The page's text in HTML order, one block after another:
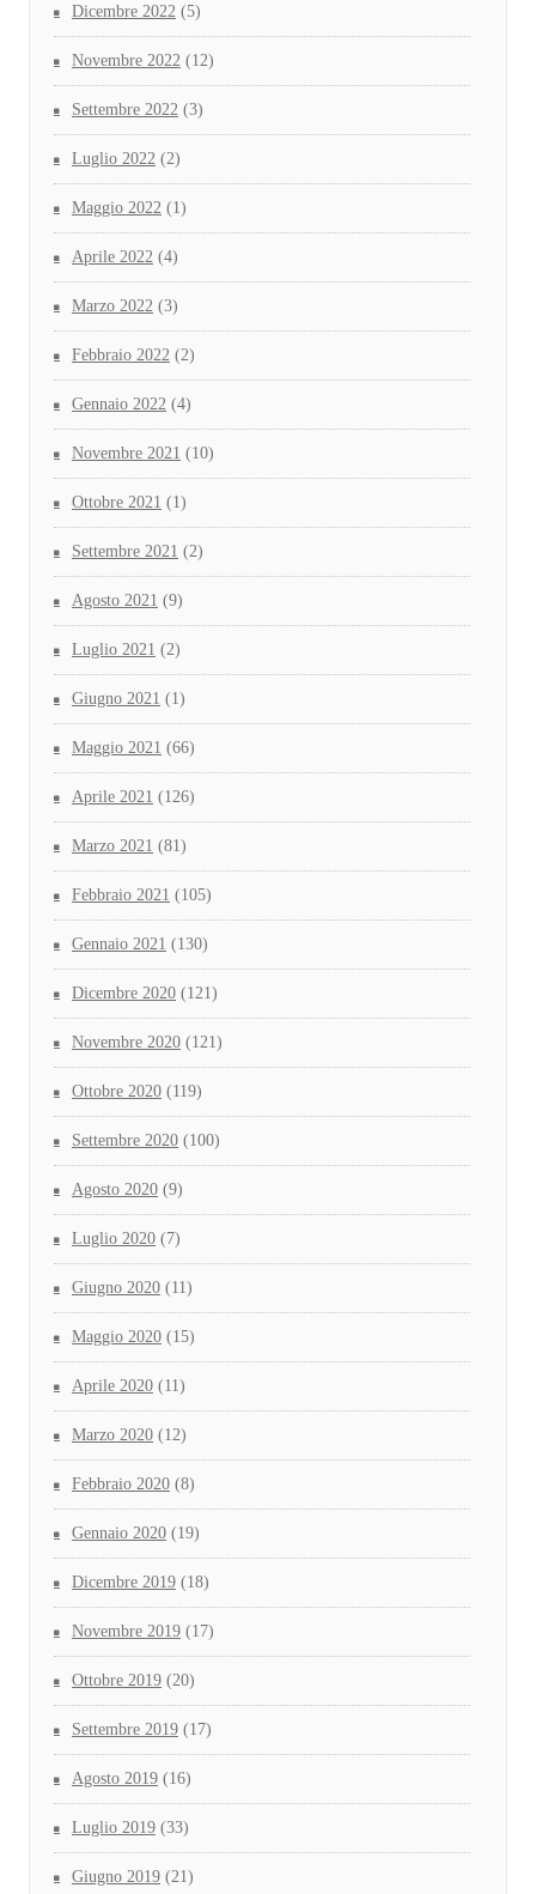
Dicembre 2022 (5)
Novembre 2022 (12)
Settembre 2022 (3)
Luglio 2022 (2)
Maggio 2022 (1)
Aprile 2022 (4)
Marzo 2022 (3)
Febbraio 2022 (2)
Gennaio 2022 (4)
Novembre 2021 (10)
Ottobre 2021 (1)
Settembre 2021 (2)
Agosto 2021 (9)
Luglio 2021 (2)
Giugno 2021 (1)
Maggio 2021 (66)
Aprile 2021 (126)
Marzo 2021 (81)
Febbraio 2021 (105)
Gennaio 2021 (130)
Dicembre 2020 (121)
Novembre 2020 (121)
Ottobre 2020 (119)
Settembre 2020 (100)
Agosto 2020 (9)
Luglio 2020 (7)
Giugno 2020 (11)
Maggio 2020 (15)
Aprile 2020 (11)
Marzo 2020 (12)
Febbraio 2020 (8)
Gennaio 2020 (19)
Dicembre 2019 (18)
Novembre 2019 (17)
Ottobre 2019 (20)
Settembre 2019 (17)
Agosto 2019 (16)
Luglio 2019 (33)
Giugno 2019 (21)